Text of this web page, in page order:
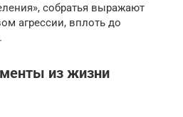
собратья выражают
агрессии, вплоть до
из жизни